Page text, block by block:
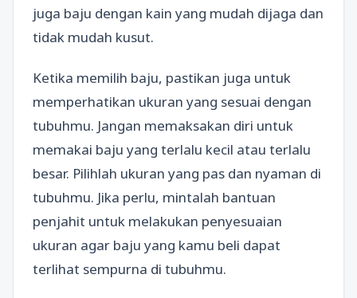
juga baju dengan kain yang mudah dijaga dan
tidak mudah kusut.
Ketika memilih baju, pastikan juga untuk
memperhatikan ukuran yang sesuai dengan
tubuhmu. Jangan memaksakan diri untuk
memakai baju yang terlalu kecil atau terlalu
besar. Pilihlah ukuran yang pas dan nyaman di
tubuhmu. Jika perlu, mintalah bantuan
penjahit untuk melakukan penyesuaian
ukuran agar baju yang kamu beli dapat
terlihat sempurna di tubuhmu.